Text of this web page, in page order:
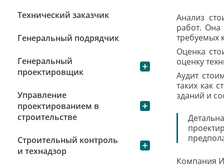
Технический заказчик
Генеральный подрядчик
Генеральный
проектировщик
Управление
проектированием в
строительстве
Строительный контроль
и технадзор
Анализ
работ. Она
требуемых
Оценка
оценку
Аудит
таких как
зданий и
Компания